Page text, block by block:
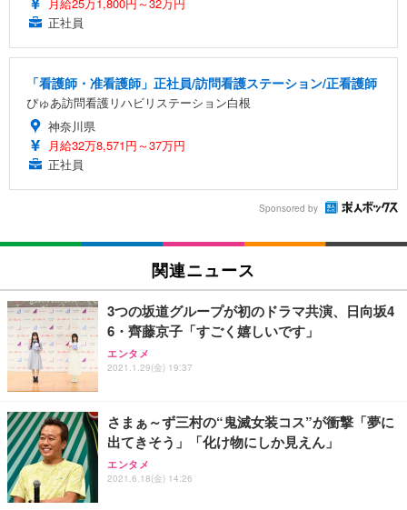
月給25万1,800円～32万円
正社員
「看護師・准看護師」正社員/訪問看護ステーション/正看護師
ぴゅあ訪問看護リハビリステーション白根
神奈川県
月給32万8,571円～37万円
正社員
Sponsored by
関連ニュース
3つの坂道グループが初のドラマ共演、日向坂4
6・齊藤京子「すごく嬉しいです」
エンタメ
2021.1.29(金) 19:37
さまぁ～ず三村の“鬼滅女装コス”が衝撃「夢に
出てきそう」「化け物にしか見えん」
エンタメ
2021.6.18(金) 14:26